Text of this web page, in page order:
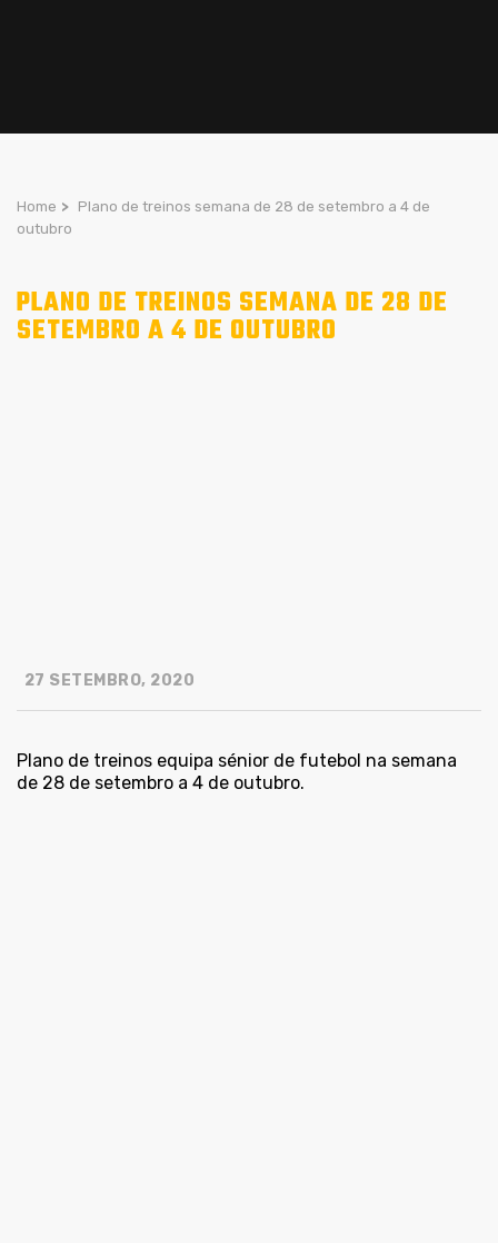
Home > Plano de treinos semana de 28 de setembro a 4 de
outubro
PLANO DE TREINOS SEMANA DE 28 DE
SETEMBRO A 4 DE OUTUBRO
27 SETEMBRO, 2020
Plano de treinos equipa sénior de futebol na semana
de 28 de setembro a 4 de outubro.